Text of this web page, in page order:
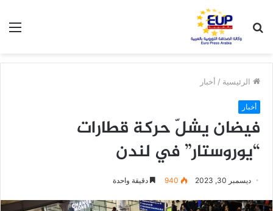
عن
الرئيسية / أخبار
أخبار
فيضان يشلّ حركة قطارات
“يوروستار” في لندن
ديسمبر 30, 2023 940 دقيقة واحدة